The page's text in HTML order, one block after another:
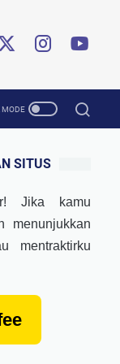
SITUS
Jika kamu
menunjukkan
mentraktirku